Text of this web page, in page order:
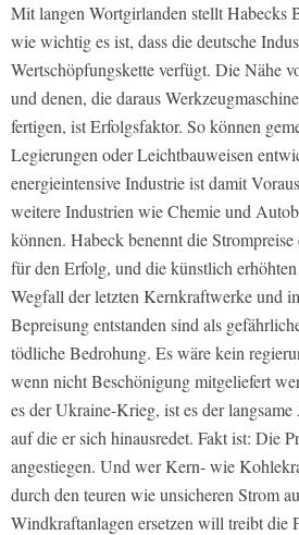
Mit langen Wortgirlanden stellt Habecks
wie wichtig es ist, dass die deutsche
Wertschöpfungskette verfügt. Die Nähe
und denen, die daraus
fertigen, ist Erfolgsfaktor. So können
Legierungen oder Leichtbauweisen
energieintensive Industrie ist damit
weitere Industrien wie Chemie und
können. Habeck benennt die
für den Erfolg, und die künstlich
Wegfall der letzten Kernkraftwerke und
Bepreisung entstanden sind als
tödliche Bedrohung. Es wäre kein
wenn nicht Beschönigung mitgeliefert
es der Ukraine-Krieg, ist es der
auf die er sich hinausredet. Fakt ist: Die
angestiegen. Und wer Kern- wie
durch den teuren wie unsicheren Strom
Windkraftanlagen ersetzen will treibt die